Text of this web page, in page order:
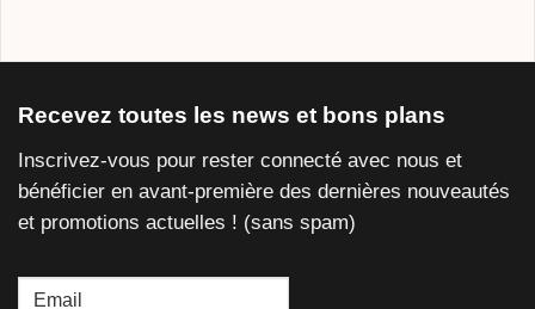
Recevez toutes les news et bons plans
Inscrivez-vous pour rester connecté avec nous et
bénéficier en avant-première des dernières nouveautés
et promotions actuelles ! (sans spam)